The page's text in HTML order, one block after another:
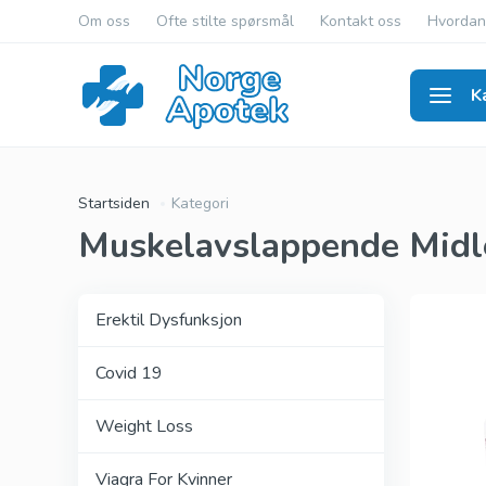
Om oss Ofte stilte spørsmål Kontakt oss
Viagra
Viagra
Cialis
Levitra
Startsiden Kategori
Muskelavslappende
Erektil Dysfunksjon
Covid 19
Weight Loss
Viagra For Kvinner